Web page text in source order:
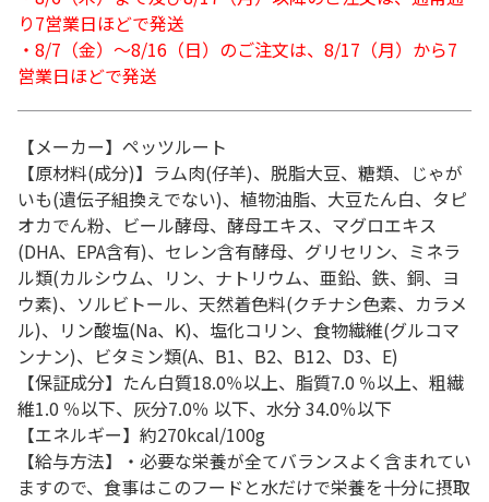
り7営業日ほどで発送
・8/7（金）～8/16（日）のご注文は、8/17（月）から7
営業日ほどで発送
【メーカー】ペッツルート
【原材料(成分)】ラム肉(仔羊)、脱脂大豆、糖類、じゃが
いも(遺伝子組換えでない)、植物油脂、大豆たん白、タピ
オカでん粉、ビール酵母、酵母エキス、マグロエキス
(DHA、EPA含有)、セレン含有酵母、グリセリン、ミネラ
ル類(カルシウム、リン、ナトリウム、亜鉛、鉄、銅、ヨ
ウ素)、ソルビトール、天然着色料(クチナシ色素、カラメ
ル)、リン酸塩(Na、K)、塩化コリン、食物繊維(グルコマ
ンナン)、ビタミン類(A、B1、B2、B12、D3、E)
【保証成分】たん白質18.0％以上、脂質7.0 ％以上、粗繊
維1.0 ％以下、灰分7.0％ 以下、水分 34.0％以下
【エネルギー】約270kcal/100g
【給与方法】・必要な栄養が全てバランスよく含まれてい
ますので、食事はこのフードと水だけで栄養を十分に摂取